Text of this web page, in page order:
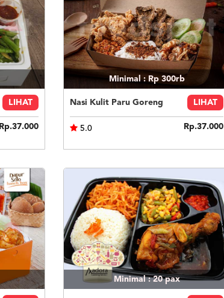
LIHAT
Rp.37.000
Minimal : Rp 300rb
Nasi Kulit Paru Goreng LIHAT
5.0 Rp.37.000
Minimal : 20pax